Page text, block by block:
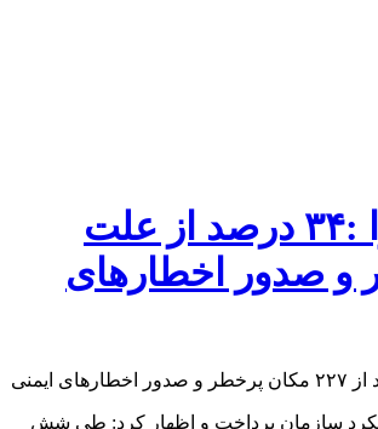
رئیس سازمان آتش نشانی و خدمات ایمنی شهرداری رشت در صحن علنی شورا :۳۴ درصد از علت
است بازدید از ۲۲۷ مکان پرخطر و صدور اخطارهای
سازمان پرداخت و اظهار کرد: طی شش